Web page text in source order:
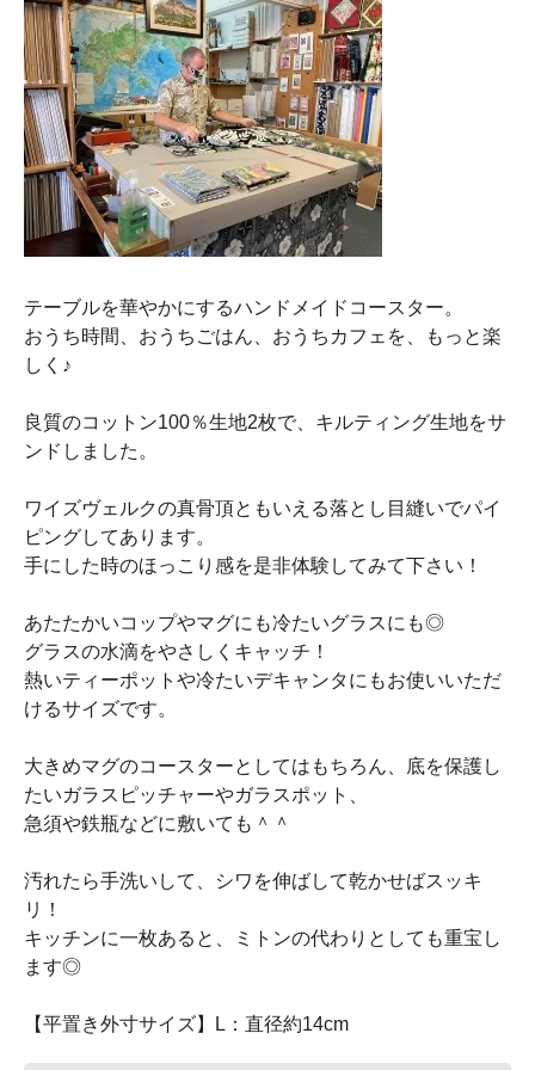
テーブルを華やかにするハンドメイドコースター。
おうち時間、おうちごはん、おうちカフェを、もっと楽
しく♪
良質のコットン100％生地2枚で、キルティング生地をサ
ンドしました。
ワイズヴェルクの真骨頂ともいえる落とし目縫いでパイ
ピングしてあります。
手にした時のほっこり感を是非体験してみて下さい！
あたたかいコップやマグにも冷たいグラスにも◎
グラスの水滴をやさしくキャッチ！
熱いティーポットや冷たいデキャンタにもお使いいただ
けるサイズです。
大きめマグのコースターとしてはもちろん、底を保護し
たいガラスピッチャーやガラスポット、
急須や鉄瓶などに敷いても＾＾
汚れたら手洗いして、シワを伸ばして乾かせばスッキ
リ！
キッチンに一枚あると、ミトンの代わりとしても重宝し
ます◎
【平置き外寸サイズ】L：直径約14cm